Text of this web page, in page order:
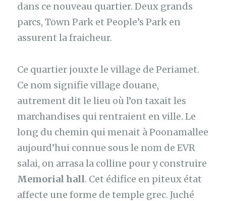
dans ce nouveau quartier. Deux grands
parcs, Town Park et People’s Park en
assurent la fraicheur.
Ce quartier jouxte le village de Periamet.
Ce nom signifie village douane,
autrement dit le lieu où l’on taxait les
marchandises qui rentraient en ville. Le
long du chemin qui menait à Poonamallee
aujourd’hui connue sous le nom de EVR
salai, on arrasa la colline pour y construire
Memorial hall. Cet édifice en piteux état
affecte une forme de temple grec. Juché